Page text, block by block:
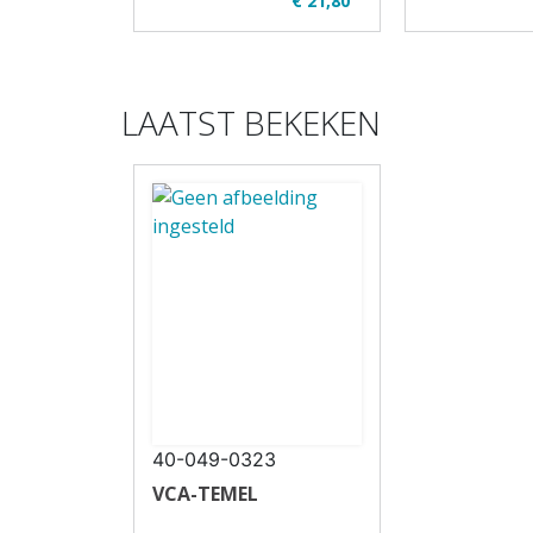
✔ Uitgever: Verjo B.V.
✔ Uitgever:
LAATST BEKEKEN
40-049-0323
VCA-TEMEL